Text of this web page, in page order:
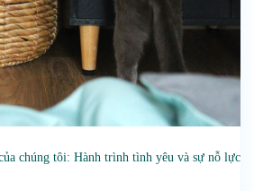
chúng tôi: Hành trình tình yêu và sự nỗ lực